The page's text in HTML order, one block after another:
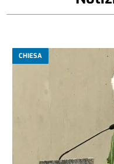
CHIESA